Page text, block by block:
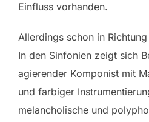
Einfluss vorhanden.
Allerdings schon in
In den Sinfonien zeigt sich
agierender Komponist mit
und farbiger
melancholische und